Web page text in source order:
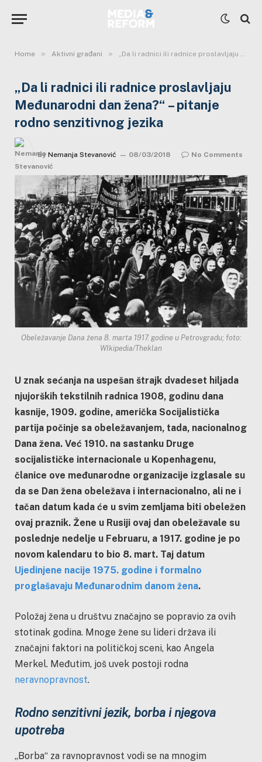
Home » Aktivni građani » „Da li radnici ili radnice proslavljaju Međunarodni dan žena?“ – pitanje rodno senzitivnog jezika
„Da li radnici ili radnice proslavljaju
Međunarodni dan žena?“ – pitanje
rodno senzitivnog jezika
By Nemanja Stevanović 08/03/2018 No Comments
Obeležavanje Dana žena 8. marta 1917. godine u Petrovgradu; foto:
WIkipedia/Theklan
U znak sećanja na uspešan štrajk dvadeset hiljada
njujorških tekstilnih radnica 1908, godinu dana
kasnije, 1909. godine, američka Socijalistička
partija počinje sa obeležavanjem, tada, nacionalnog
Dana žena. Već 1910. na sastanku Druge
socijalističke internacionale u Kopenhagenu,
članice ove međunarodne organizacije izglasale su
da se Dan žena obeležava i internacionalno, ali ne i
tačan datum kada će u svim zemljama biti obeležen
ovaj praznik. Žene u Rusiji ovaj dan obeležavale su
poslednje nedelje u Februaru, a 1917. godine je po
novom kalendaru to bio 8. mart. Taj datum
Ujedinjene nacije 1975. godine i formalno
proglašavaju Međunarodnim danom žena.
Položaj žena u društvu značajno se popravio za ovih
stotinak godina. Mnoge žene su lideri država ili
značajni faktori na političkoj sceni, kao Angela
Merkel. Međutim, još uvek postoji rodna
neravnopravnost.
Rodno senzitivni jezik, borba i njegova
upotreba
„Borba“ za ravnopravnost vodi se na mnogim